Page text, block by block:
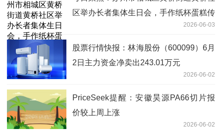
区举办长者集体生日会，手作纸杯蛋糕传
2026-06-03
股票行情快报：林海股份（600099）6月
2日主力资金净卖出243.01万元
2026-06-02
PriceSeek提醒：安徽昊源PA66切片报
价较上周上涨
2026-06-02